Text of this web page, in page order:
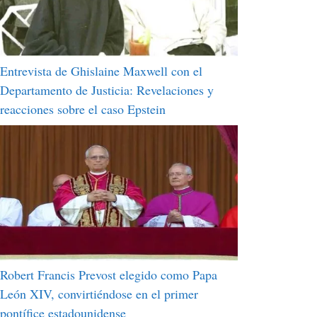
Entrevista de Ghislaine Maxwell con el
Departamento de Justicia: Revelaciones y
reacciones sobre el caso Epstein
Robert Francis Prevost elegido como Papa
León XIV, convirtiéndose en el primer
pontífice estadounidense